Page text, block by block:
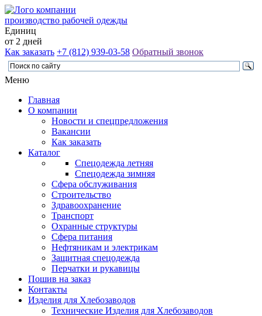
производство рабочей одежды
Единиц
от 2 дней
Как заказать +7 (812) 939-03-58 Обратный звонок
Меню
Главная
О компании
Новости и спецпредложения
Вакансии
Как заказать
Каталог
Спецодежда летняя
Спецодежда зимняя
Сфера обслуживания
Строительство
Здравоохранение
Транспорт
Охранные структуры
Сфера питания
Нефтяникам и электрикам
Защитная спецодежда
Перчатки и рукавицы
Пошив на заказ
Контакты
Изделия для Хлебозаводов
Технические Изделия для Хлебозаводов